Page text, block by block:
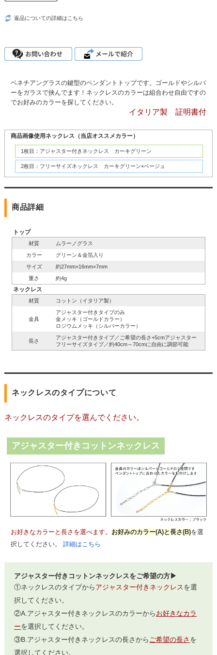
返品についての詳細はこちら
ベネチアングラスの鍵型のペンダントトップです。ゴールドやシルバ
ーをガラスで挟んでます！ネックレスのカラーは組合わせ自由ですの
でお好みのカラーを探してください。
イタリア製 証明書付
商品画像使用ネックレス（当店オススメカラー）
1枚目：アジャスター付きネックレス カーキグリーン
2枚目：フリーサイズネックレス カーキグリーン×ベージュ
商品詳細
トップ
材質
ムラーノグラス
カラー
グリーン＆金箔入り
サイズ
約27mm×16mm×7mm
重さ
約4g
ネックレス
材質 コットン（イタリア製）
金具
アジャスター付きタイプのみ
金メッキ（ゴールドカラー）
ロジウムメッキ（シルバーカラー）
長さ
アジャスター付きタイプ／ご希望の長さ+5cmアジャスター
フリーサイズタイプ／約40cm～70cmに自由に調節可能
ネックレスのタイプについて
ネックレスのタイプを選んでください。
アジャスター付きコットンネックレス
お好きなカラーと長さを選べます。 お好みのカラー(A)と長さ(B)を選
択してください。 詳細はこちら
アジャスター付きコットンネックレスをご希望の方▶
①ネックレスのタイプから アジャスター付きネックレス を選
択してください。
②A.アジャスター付きネックレスのカラーから お好きなカラ
ーを選択してください。
③B.アジャスター付きネックレスの長さから ご希望の長さ を
選択してください。